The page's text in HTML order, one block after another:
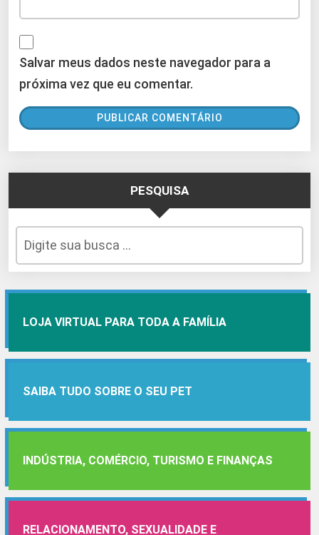
Salvar meus dados neste navegador para a
próxima vez que eu comentar.
PESQUISA
LOJA VIRTUAL PARA TODA A FAMÍLIA
SAIBA TUDO SOBRE O SEU PET
INDÚSTRIA, COMÉRCIO, TURISMO E FINANÇAS
RELACIONAMENTO, SEXUALIDADE E